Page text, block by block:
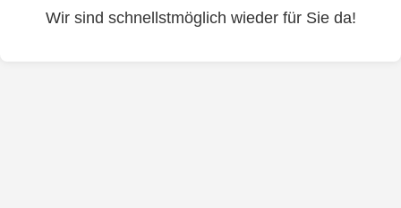
Wir sind schnellstmöglich wieder für Sie da!